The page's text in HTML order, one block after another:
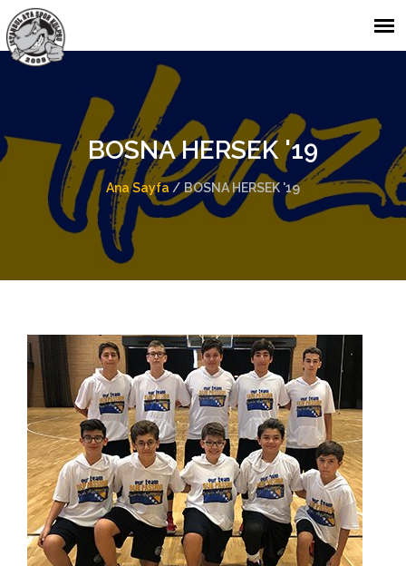
BOSNA HERSEK '19
Ana Sayfa/ BOSNA HERSEK '19